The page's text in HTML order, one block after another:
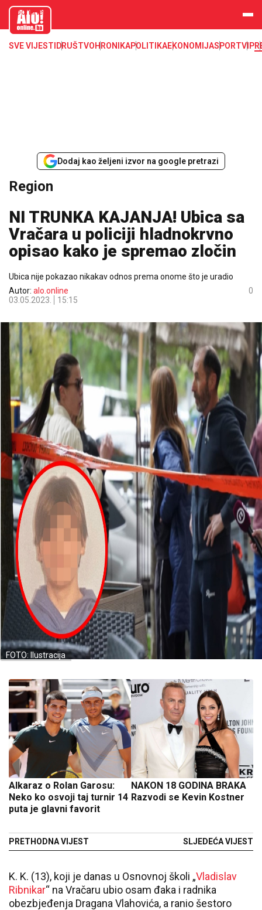
aloonline.b
SVE VIJESTI DRUŠTVOHRONIKAPOLITIKAEKONOMIJASPORTVIP
Dodaj kao željeni izvor na google pretrazi
Region
NI TRUNKA KAJANJA! Ubica sa
Vračara u policiji hladnokrvno
opisao kako je spremao zločin
Ubica nije pokazao nikakav odnos prema onome što je uradio
Autor: alo.online
03.05.2023.
15:15
0
FOTO: Ilustracija
Alkaraz o Rolan Garosu:
Neko ko osvoji taj turnir 14
puta je glavni favorit
PRETHODNA VIJEST
NAKON 18 GODINA BRAKA
Razvodi se Kevin Kostner
SLJEDEĆA VIJEST
K. K. (13), koji je danas u Osnovnoj školi „Vladislav
Ribnikar“ na Vračaru ubio osam đaka i radnika
obezbjeđenja Dragana Vlahovića, a ranio šestoro